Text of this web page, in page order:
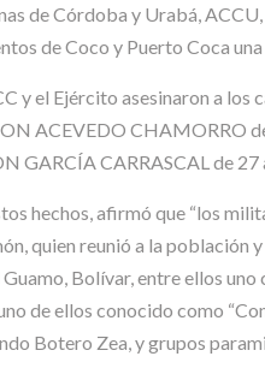
de Córdoba y Urabá,
de Coco y Puerto Coca
y el Ejército asesinaron a
ACEVEDO CHAMORRO
GARCÍA CARRASCAL de
hechos, afirmó que “los
quien reunió a la
Bolívar, entre ellos
de ellos conocido como
Botero Zea, y grupos